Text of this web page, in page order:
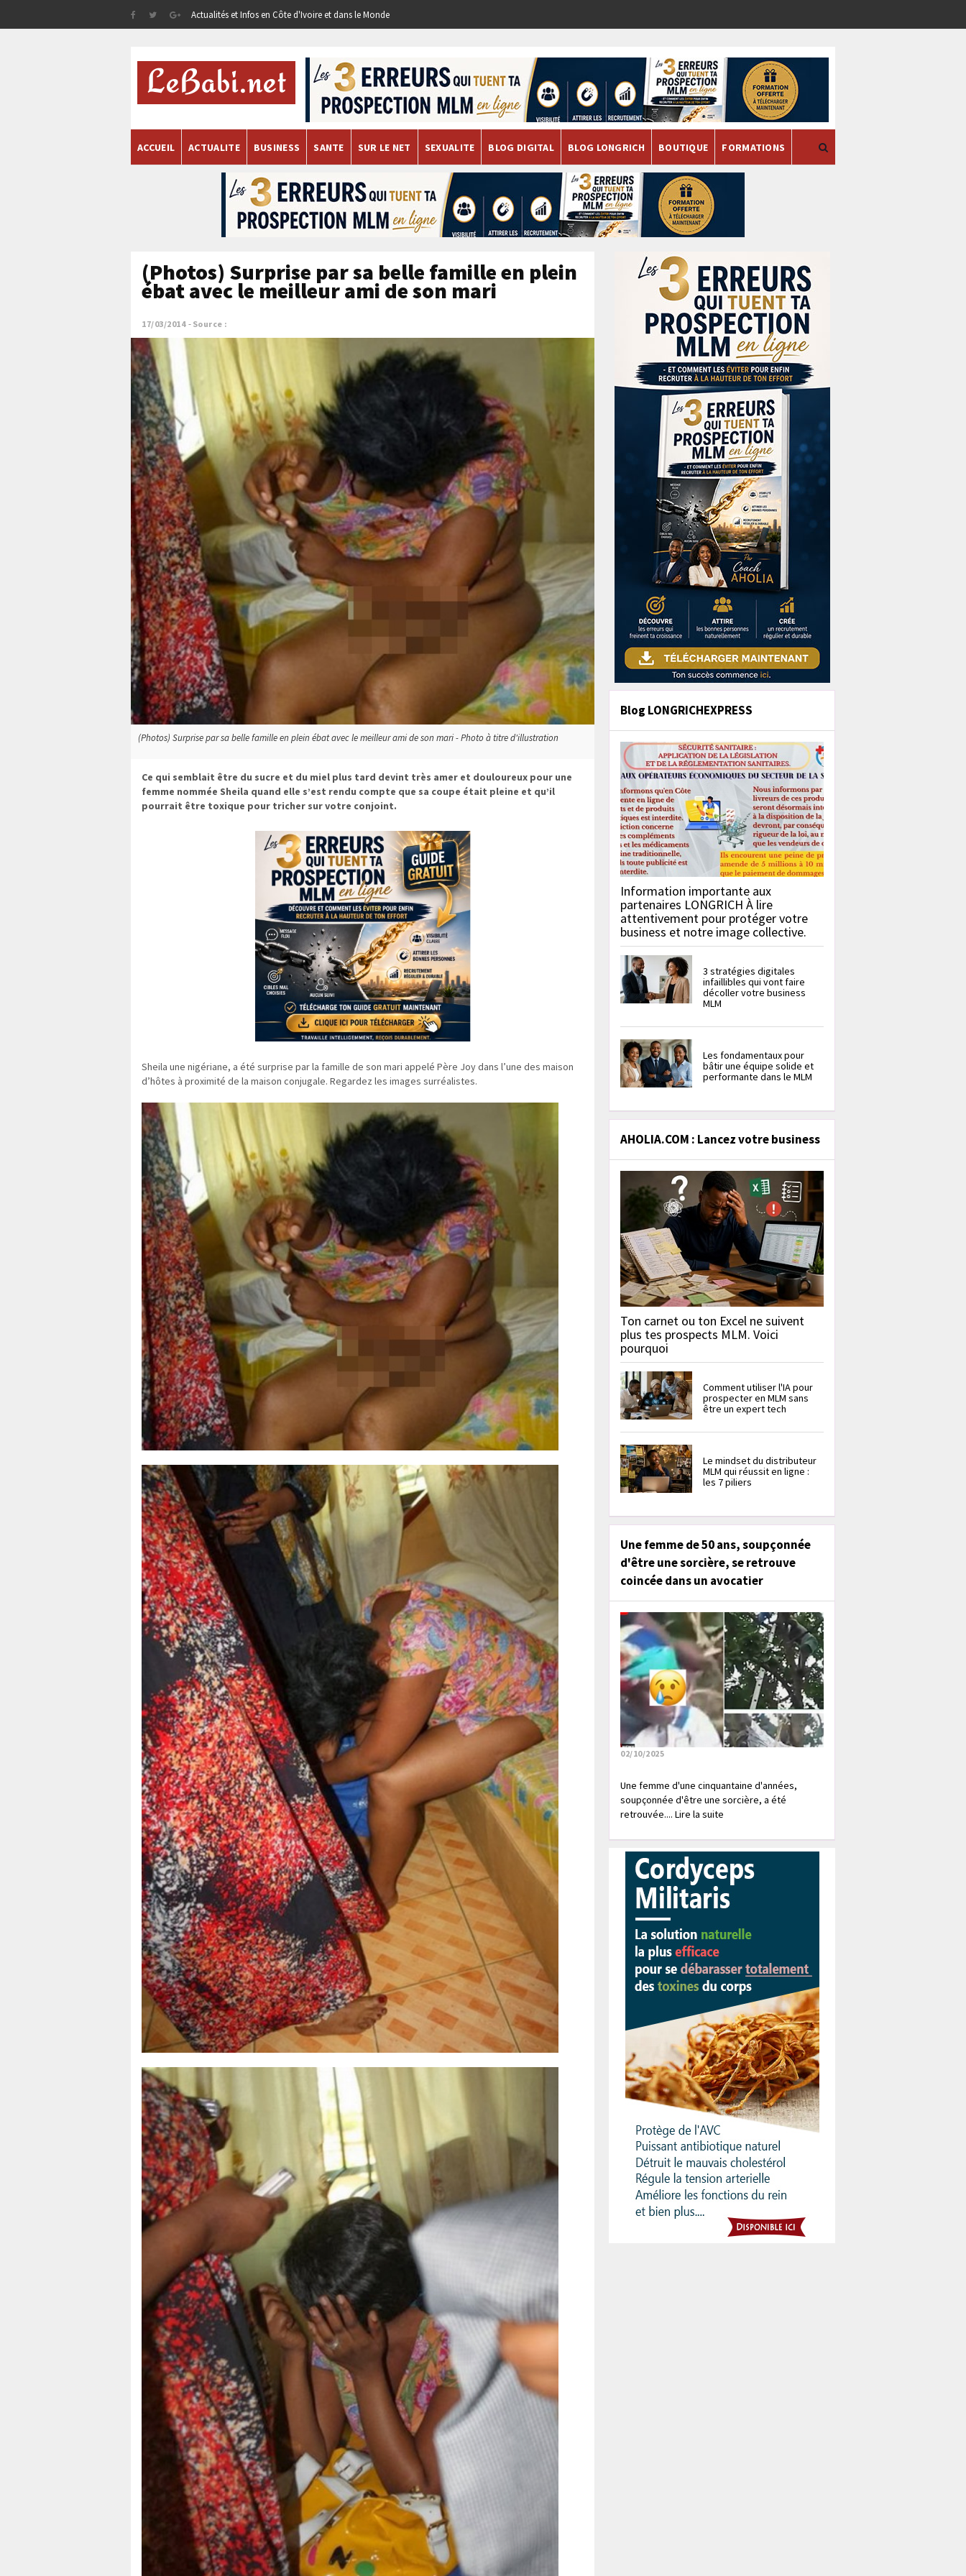
Actualités et Infos en Côte d'Ivoire et dans le Monde
ACCUEIL ACTUALITE BUSINESS SANTE SUR LE NET SEXUALITE BLOG DIGITAL BLOG LONGRICH BOUTIQUE FORMATIONS
(Photos) Surprise par sa belle famille en plein
ébat avec le meilleur ami de son mari
17/03/2014 Source :
(Photos) Surprise par sa belle famille en plein ébat avec le meilleur ami de son mari - Photo à titre d'illustration
Ce qui semblait être du sucre et du miel plus tard devint très amer et douloureux pour une
femme nommée Sheila quand elle s’est rendu compte que sa coupe était pleine et qu’il
pourrait être toxique pour tricher sur votre conjoint.
Sheila une nigériane, a été surprise par la famille de son mari appelé Père Joy dans l’une des maison
d’hôtes à proximité de la maison conjugale. Regardez les images surréalistes.
Blog LONGRICHEXPRESS
Information importante aux
partenaires LONGRICH À lire
attentivement pour protéger votre
business et notre image collective.
3 stratégies digitales
infaillibles qui vont faire
décoller votre business
MLM
Les fondamentaux pour
bâtir une équipe solide et
performante dans le MLM
AHOLIA.COM : Lancez votre business
Ton carnet ou ton Excel ne suivent
plus tes prospects MLM. Voici
pourquoi
Comment utiliser l'IA pour
prospecter en MLM sans
être un expert tech
Le mindset du distributeur
MLM qui réussit en ligne :
les 7 piliers
Une femme de 50 ans, soupçonnée
d'être une sorcière, se retrouve
coincée dans un avocatier
02/10/2025
Une femme d'une cinquantaine d'années,
soupçonnée d'être une sorcière, a été
retrouvée.... Lire la suite